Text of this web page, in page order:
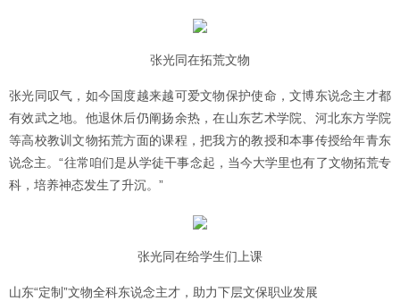
张光同在拓荒文物
张光同叹气，如今国度越来越可爱文物保护使命，文博东说念主才都
有效武之地。他退休后仍阐扬余热，在山东艺术学院、河北东方学院
等高校教训文物拓荒方面的课程，把我方的教授和本事传授给年青东
说念主。“往常咱们是从学徒干事念起，当今大学里也有了文物拓荒专
科，培养神态发生了升沉。”
张光同在给学生们上课
山东“定制”文物全科东说念主才，助力下层文保职业发展